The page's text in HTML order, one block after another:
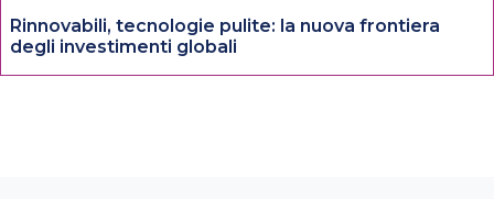
Rinnovabili, tecnologie pulite: la nuova frontiera
degli investimenti globali